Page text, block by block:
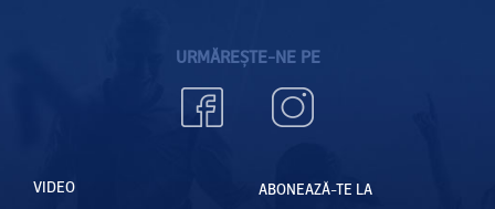
URMĂREȘTE-NE PE
VIDEO
ABONEAZĂ-TE LA